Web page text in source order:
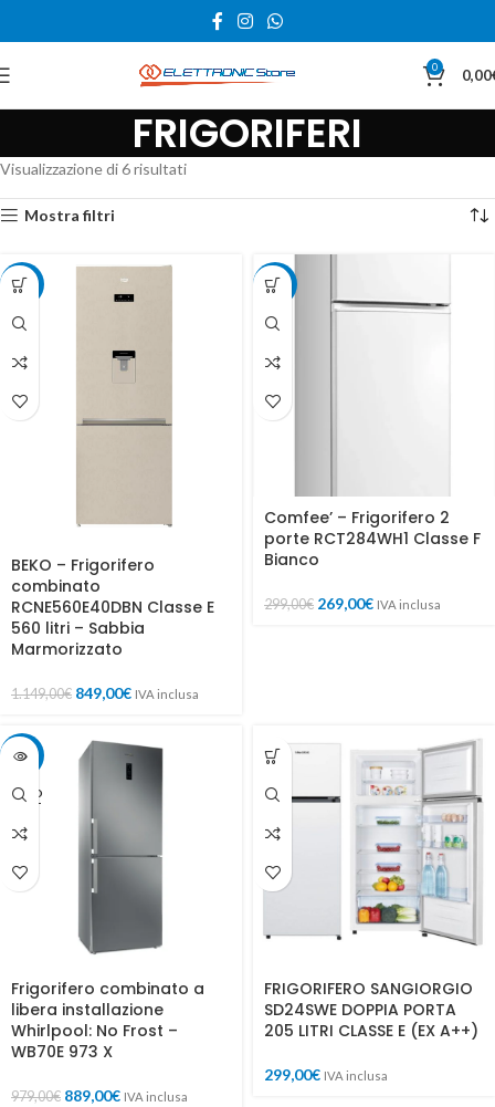
0 0,00
FRIGORIFERI
Visualizzazione di 6 risultati
Mostra filtri
-26%
BEKO – Frigorifero
combinato
RCNE560E40DBN Classe E
560 litri – Sabbia
Marmorizzato
1.149,00€ 849,00€ IVA inclusa
-10%
Comfee’ – Frigorifero 2
porte RCT284WH1 Classe F
Bianco
299,00€ 269,00€ IVA inclusa
-9%
SOLD
OUT
Frigorifero combinato a
libera installazione
Whirlpool: No Frost –
WB70E 973 X
979,00€ 889,00€ IVA inclusa
FRIGORIFERO SANGIORGIO
SD24SWE DOPPIA PORTA
205 LITRI CLASSE E (EX A++)
299,00€ IVA inclusa